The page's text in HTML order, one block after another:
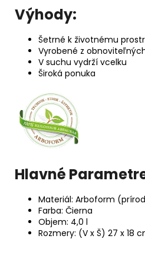
Výhody:
Šetrné k životnému
Vyrobené z
V suchu vydrží vcelku
Široká ponuka
Hlavné
Materiál: Arboform
Farba: Čierna
Objem: 4,0 l
Rozmery: (V x Š) 27 x 18